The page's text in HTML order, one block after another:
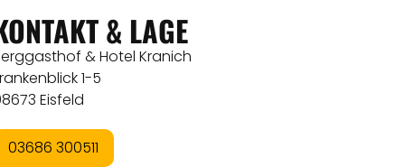
& LAGE
& Hotel Kranich
1-5
Eisfeld
03686 300511